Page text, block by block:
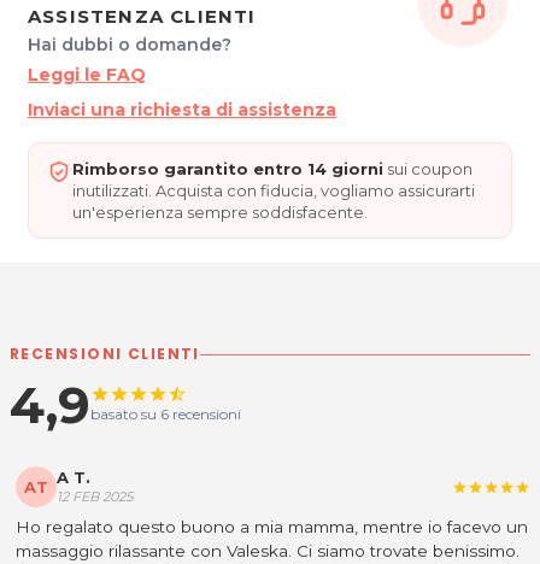
Per ulteriori informazioni sull'offerta o sulle modalit‡ di
acquisto scrivi aposta@espevia.it
ASSISTENZA CLIENTI
Hai dubbi o domande?
Leggi le FAQ
Inviaci una richiesta di assistenza
Rimborso garantito entro 14 giorni sui coupon
inutilizzati. Acquista con fiducia, vogliamo assicurarti
un'esperienza sempre soddisfacente.
RECENSIONI CLIENTI
4,9starstarstarstarstar_half
basato su 6 recensioni
AT A T.
12 FEB 2025
starstarstarstarstar
Ho regalato questo buono a mia mamma, mentre io facevo un
massaggio rilassante con Valeska. Ci siamo trovate benissimo.